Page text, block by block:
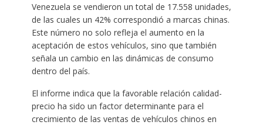
Venezuela se vendieron un total de 17.558 unidades,
de las cuales un 42% correspondió a marcas chinas.
Este número no solo refleja el aumento en la
aceptación de estos vehículos, sino que también
señala un cambio en las dinámicas de consumo
dentro del país.
El informe indica que la favorable relación calidad-
precio ha sido un factor determinante para el
crecimiento de las ventas de vehículos chinos en